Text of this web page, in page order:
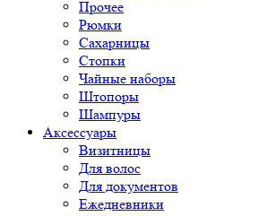
Прочее
Рюмки
Сахарницы
Стопки
Чайные наборы
Штопоры
Шампуры
Аксессуары
Визитницы
Для волос
Для документов
Ежедневники